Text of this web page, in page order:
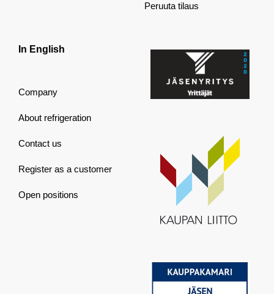
Peruuta tilaus
In English
Company
About refrigeration
Contact us
Register as a customer
Open positions